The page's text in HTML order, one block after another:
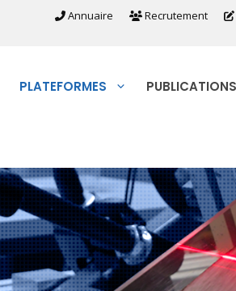
Annuaire Recrutement
PLATEFORMES PUBLICATIONS